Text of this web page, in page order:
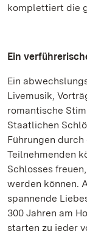
komplettiert die
Ein
Ein
Livemusik,
romantische
Staatlichen
Führungen durch
Teilnehmenden
Schlosses
werden können.
spannende
300 Jahren am
starten zu jeder